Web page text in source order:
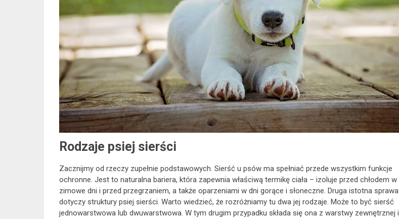
Rodzaje psiej sierści
Zacznijmy od rzeczy zupełnie podstawowych. Sierść u psów ma spełniać przede wszystkim funkcje
ochronne. Jest to naturalna bariera, która zapewnia właściwą termikę ciała – izoluje przed chłodem w
zimowe dni i przed przegrzaniem, a także oparzeniami w dni gorące i słoneczne. Druga istotna sprawa
dotyczy struktury psiej sierści. Warto wiedzieć, że rozróżniamy tu dwa jej rodzaje. Może to być sierść
jednowarstwowa lub dwuwarstwowa. W tym drugim przypadku składa się ona z warstwy zewnętrznej i